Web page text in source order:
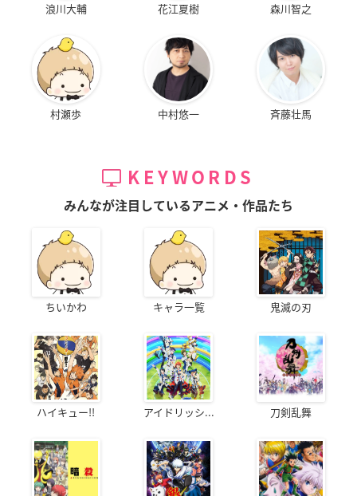
浪川大輔 花江夏樹 森川智之
村瀬歩 中村悠一 斉藤壮馬
KEYWORDS
みんなが注目しているアニメ・作品たち
ちいかわ キャラ一覧 鬼滅の刃
ハイキュー!! アイドリッシ... 刀剣乱舞